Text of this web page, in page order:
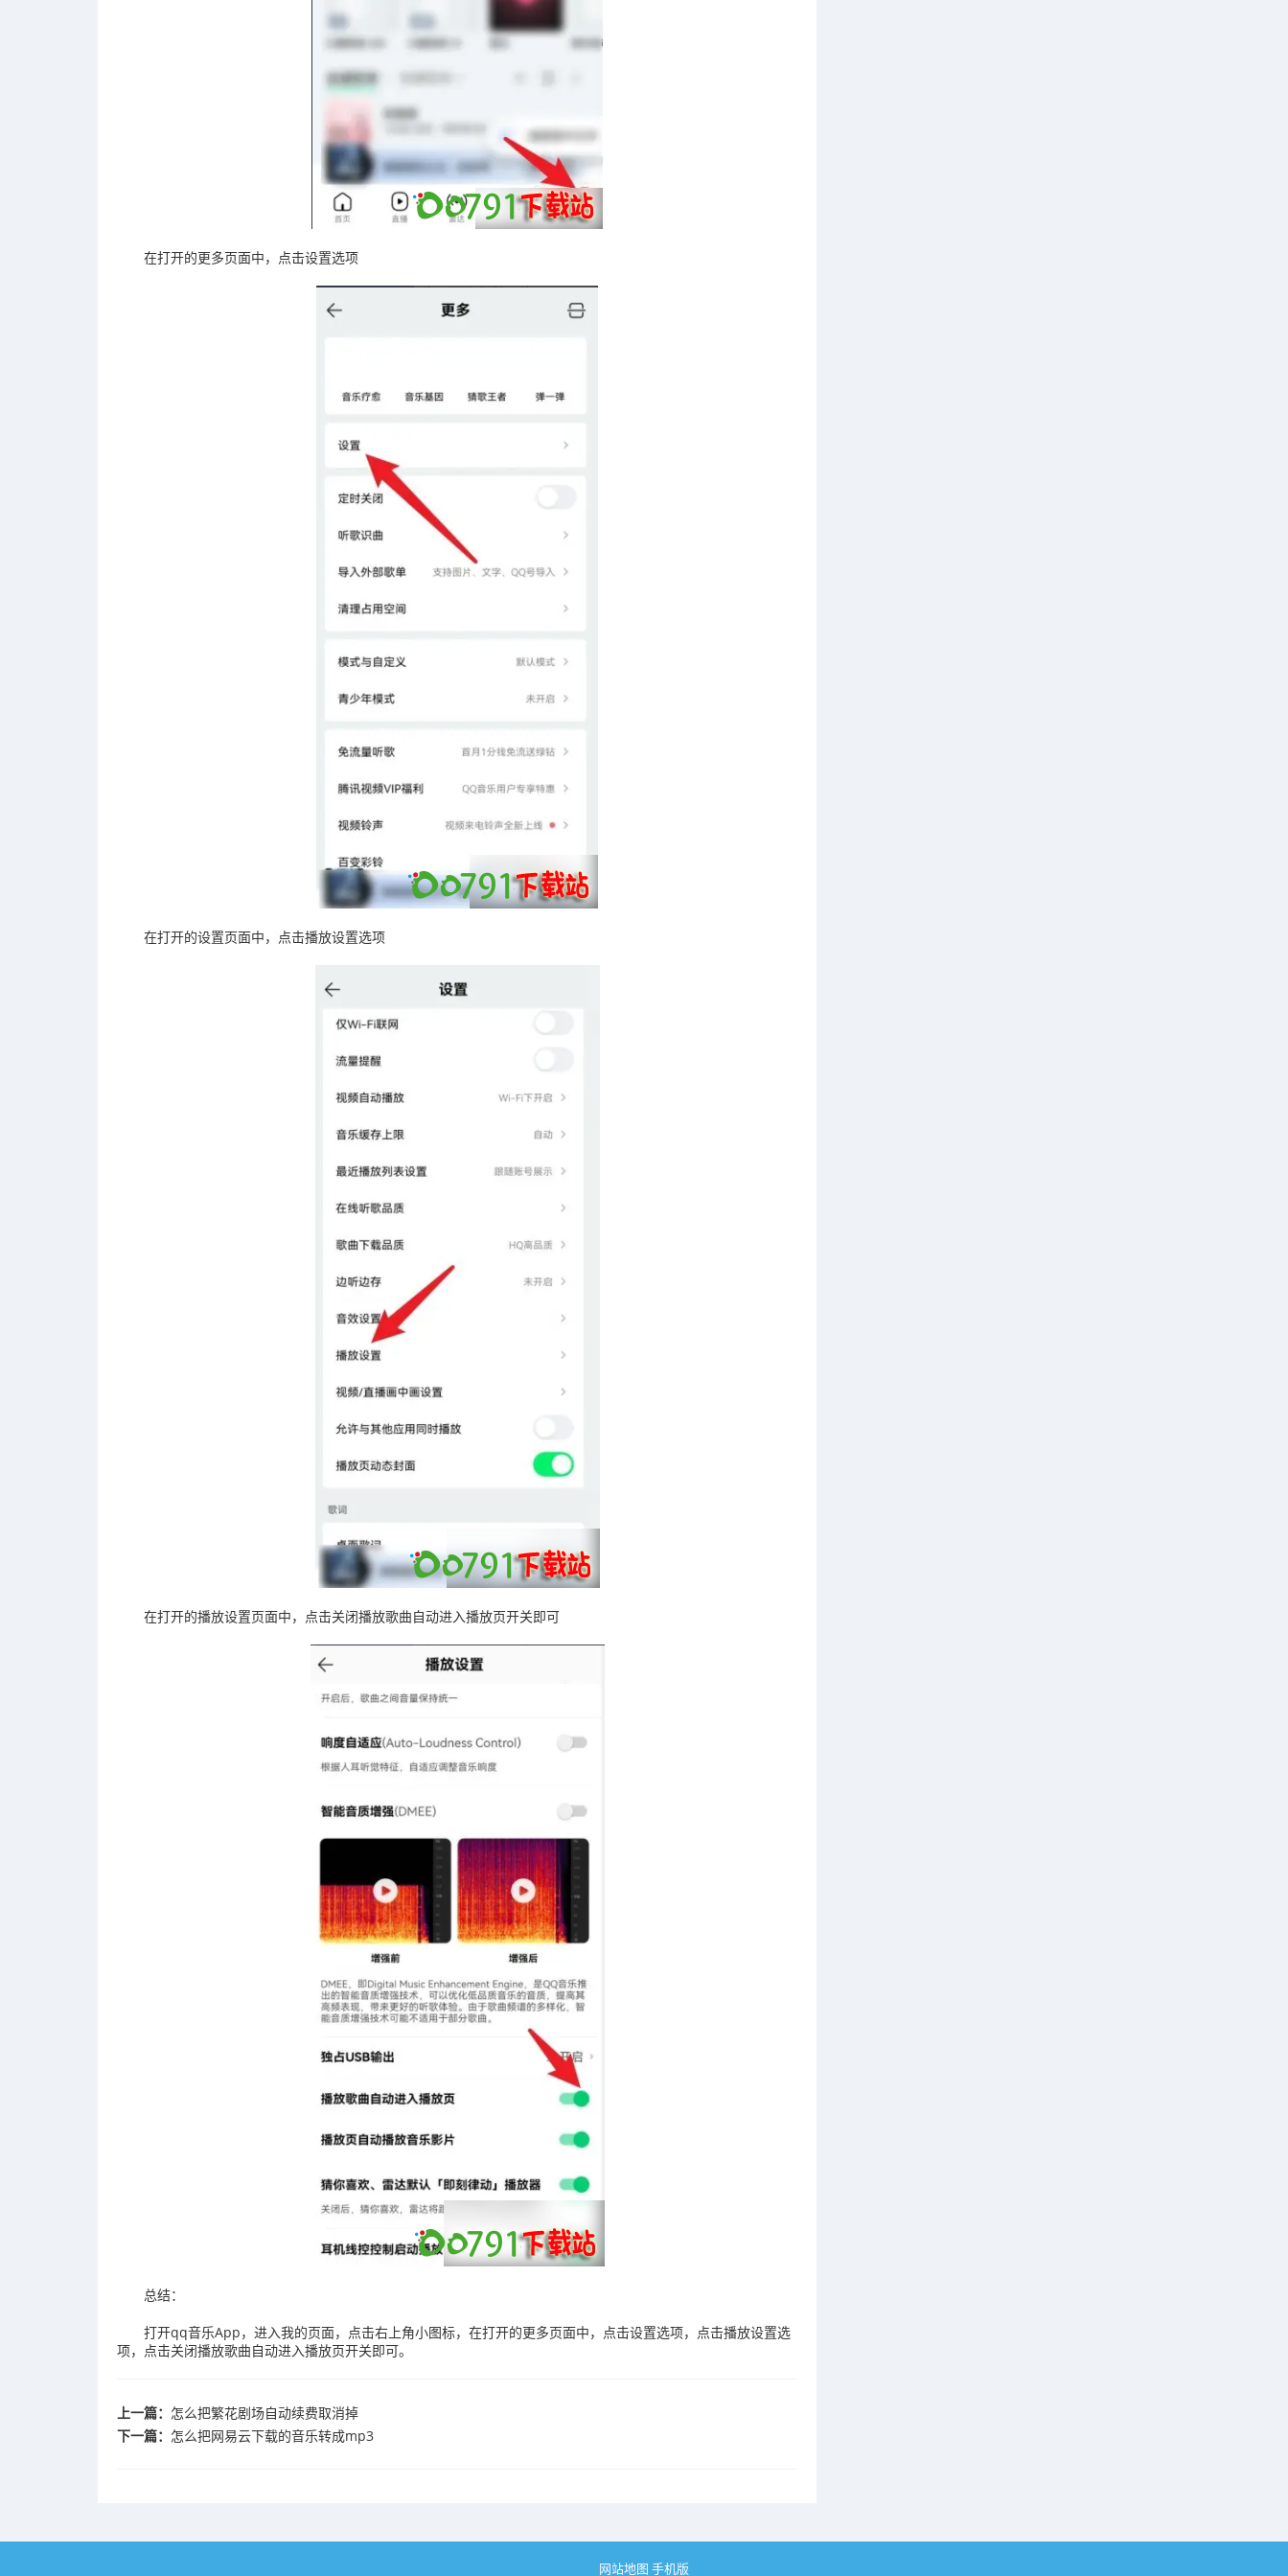
在打开的更多页面中，点击设置选项
在打开的设置页面中，点击播放设置选项
在打开的播放设置页面中，点击关闭播放歌曲自动进入播放页开关即可
总结：
打开qq音乐App，进入我的页面，点击右上角小图标，在打开的更多页面中，点击设置选项，点击播放设置选
项，点击关闭播放歌曲自动进入播放页开关即可。
上一篇： 怎么把繁花剧场自动续费取消掉
下一篇： 怎么把网易云下载的音乐转成mp3
网站地图 手机版